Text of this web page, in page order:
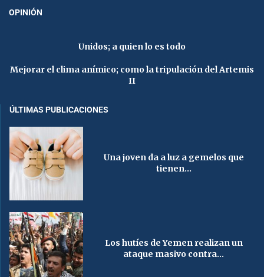
OPINIÓN
Unidos; a quien lo es todo
Mejorar el clima anímico; como la tripulación del Artemis
II
ÚLTIMAS PUBLICACIONES
Una joven da a luz a gemelos que
tienen...
Los hutíes de Yemen realizan un
ataque masivo contra...